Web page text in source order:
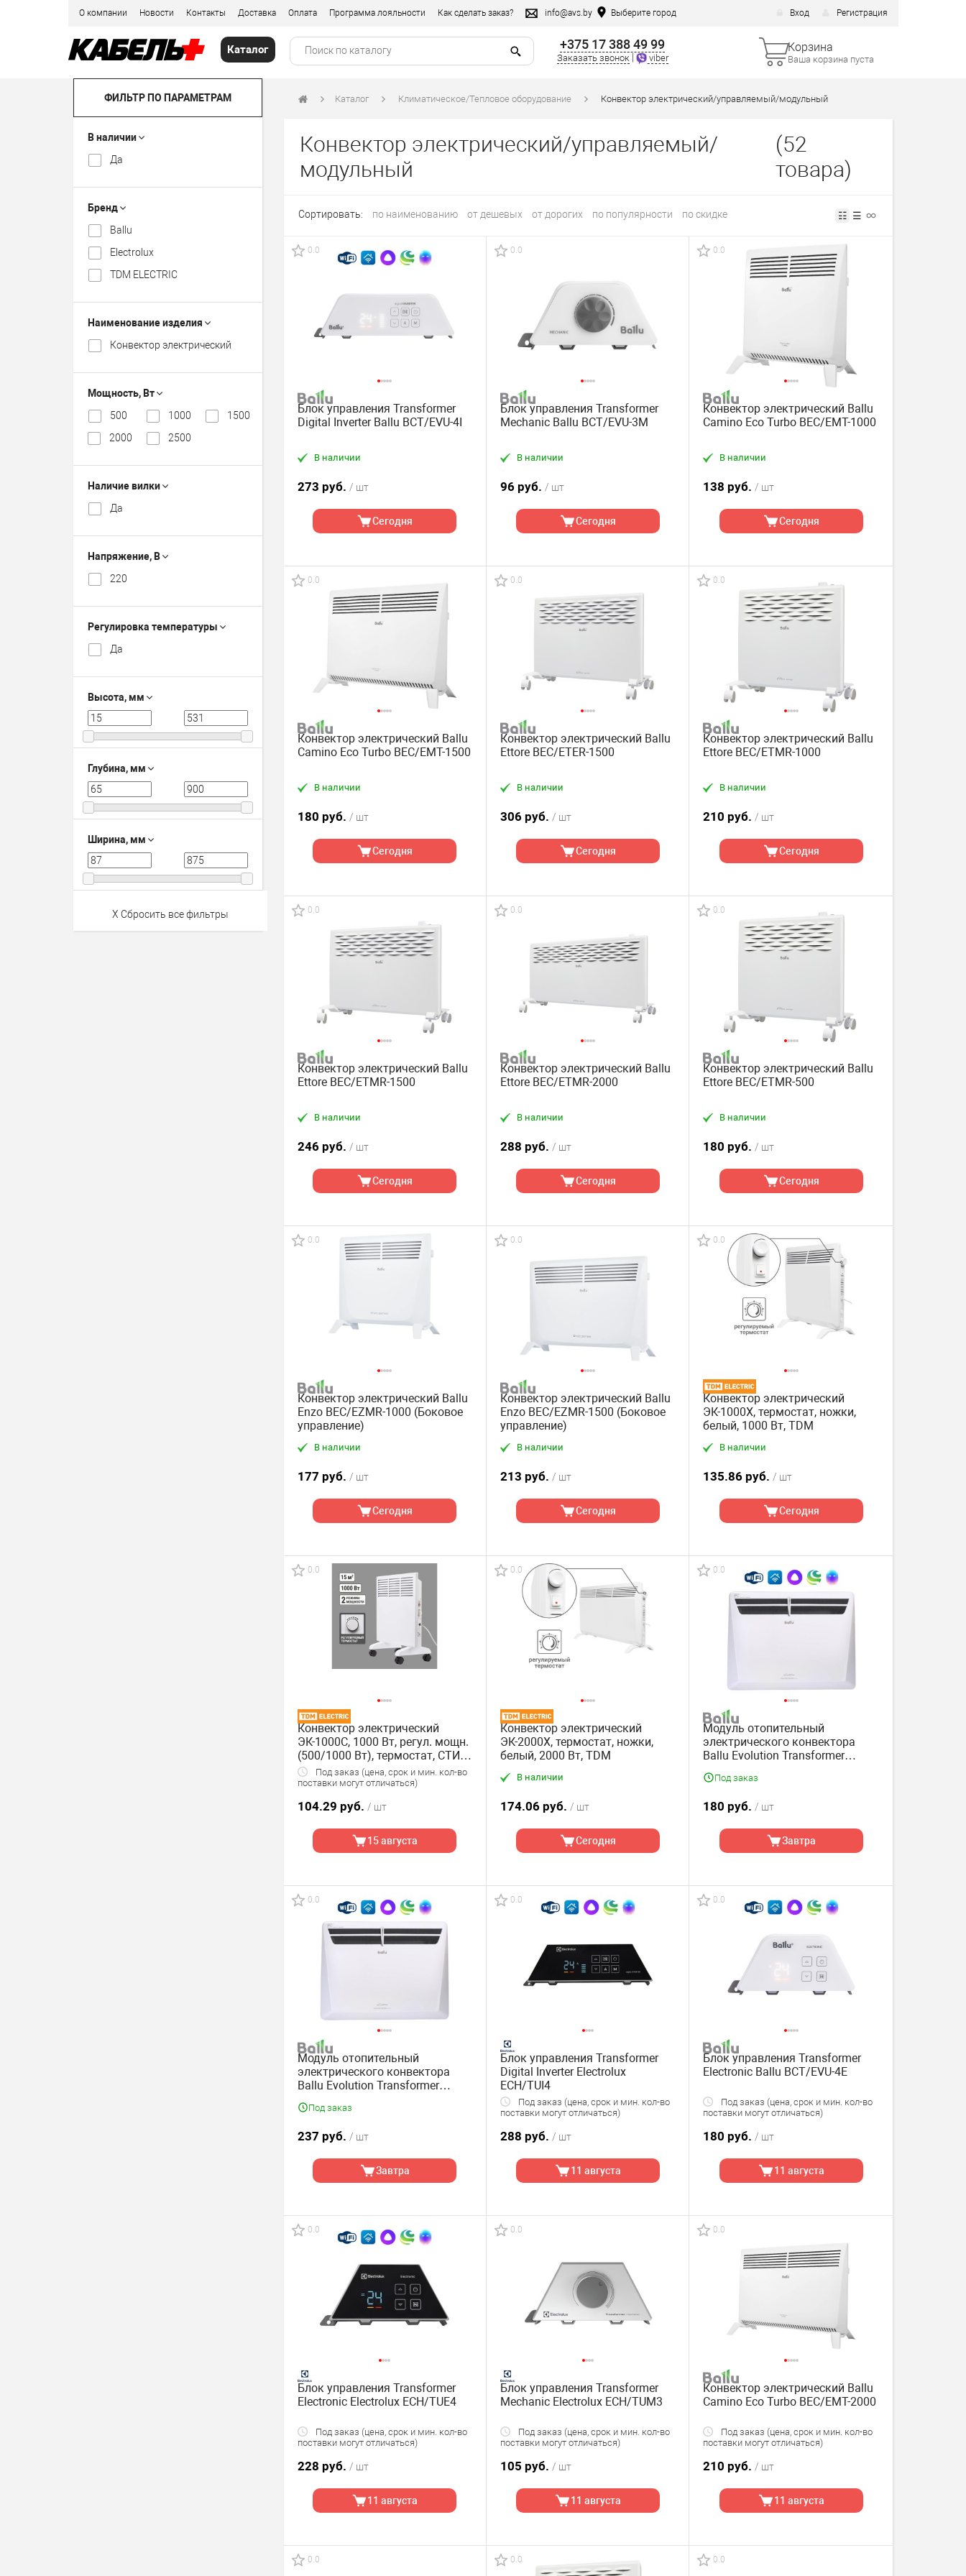
О компании Новости Контакты Доставка Оплата Программа лояльности Как сделать заказ? info@avs.by Выберите город Вход Регистрация
Каталог +375 17 388 49 99
Заказать звонок viber
Корзина
Ваша корзина пуста
ФИЛЬТР ПО ПАРАМЕТРАМ
В наличии
Да
Бренд
Ballu
Electrolux
TDM ELECTRIC
Наименование изделия
Конвектор электрический
Мощность, Вт
500
1000
1500
2000
2500
Наличие вилки
Да
Напряжение, В
220
Регулировка температуры
Да
Высота, мм
Глубина, мм
Ширина, мм
X Сбросить все фильтры
Каталог Климатическое/Тепловое оборудование Конвектор электрический/управляемый/модульный
Конвектор электрический/управляемый/
модульный
(52
товара)
Сортировать: по наименованию от дешевых от дорогих по популярности по скидке ☷ ☰
0.0
Блок управления Transformer
Digital Inverter Ballu BCT/EVU-4I
В наличии
273 руб. / шт
Сегодня
0.0
Блок управления Transformer
Mechanic Ballu BCT/EVU-3M
В наличии
96 руб. / шт
Сегодня
0.0
Конвектор электрический Ballu
Camino Eco Turbo BEC/EMT-1000
В наличии
138 руб. / шт
Сегодня
0.0
Конвектор электрический Ballu
Camino Eco Turbo BEC/EMT-1500
В наличии
180 руб. / шт
Сегодня
0.0
Конвектор электрический Ballu
Ettore BEC/ETER-1500
В наличии
306 руб. / шт
Сегодня
0.0
Конвектор электрический Ballu
Ettore BEC/ETMR-1000
В наличии
210 руб. / шт
Сегодня
0.0
Конвектор электрический Ballu
Ettore BEC/ETMR-1500
В наличии
246 руб. / шт
Сегодня
0.0
Конвектор электрический Ballu
Ettore BEC/ETMR-2000
В наличии
288 руб. / шт
Сегодня
0.0
Конвектор электрический Ballu
Ettore BEC/ETMR-500
В наличии
180 руб. / шт
Сегодня
0.0
Конвектор электрический Ballu
Enzo BEC/EZMR-1000 (Боковое
управление)
В наличии
177 руб. / шт
Сегодня
0.0
Конвектор электрический Ballu
Enzo BEC/EZMR-1500 (Боковое
управление)
В наличии
213 руб. / шт
Сегодня
0.0
Конвектор электрический
ЭК-1000X, термостат, ножки,
белый, 1000 Вт, TDM
В наличии
135.86 руб. / шт
Сегодня
0.0
Конвектор электрический
ЭК-1000С, 1000 Вт, регул. мощн.
(500/1000 Вт), термостат, СТИЧ,
TDMПод заказ (цена, срок и мин. кол-во
поставки могут отличаться)
104.29 руб. / шт
15 августа
0.0
Конвектор электрический
ЭК-2000X, термостат, ножки,
белый, 2000 Вт, TDM
В наличии
174.06 руб. / шт
Сегодня
0.0
Модуль отопительный
электрического конвектора
Ballu Evolution Transformer
BEC/EVU-1000
Под заказ
180 руб. / шт
Завтра
0.0
Модуль отопительный
электрического конвектора
Ballu Evolution Transformer
BEC/EVU-1500
Под заказ
237 руб. / шт
Завтра
0.0
Блок управления Transformer
Digital Inverter Electrolux
ECH/TUI4
Под заказ (цена, срок и мин. кол-во
поставки могут отличаться)
288 руб. / шт
11 августа
0.0
Блок управления Transformer
Electronic Ballu BCT/EVU-4E
Под заказ (цена, срок и мин. кол-во
поставки могут отличаться)
180 руб. / шт
11 августа
0.0
Блок управления Transformer
Electronic Electrolux ECH/TUE4
Под заказ (цена, срок и мин. кол-во
поставки могут отличаться)
228 руб. / шт
11 августа
0.0
Блок управления Transformer
Mechanic Electrolux ECH/TUM3
Под заказ (цена, срок и мин. кол-во
поставки могут отличаться)
105 руб. / шт
11 августа
0.0
Конвектор электрический Ballu
Camino Eco Turbo BEC/EMT-2000
Под заказ (цена, срок и мин. кол-во
поставки могут отличаться)
210 руб. / шт
11 августа
0.0 0.0 0.0